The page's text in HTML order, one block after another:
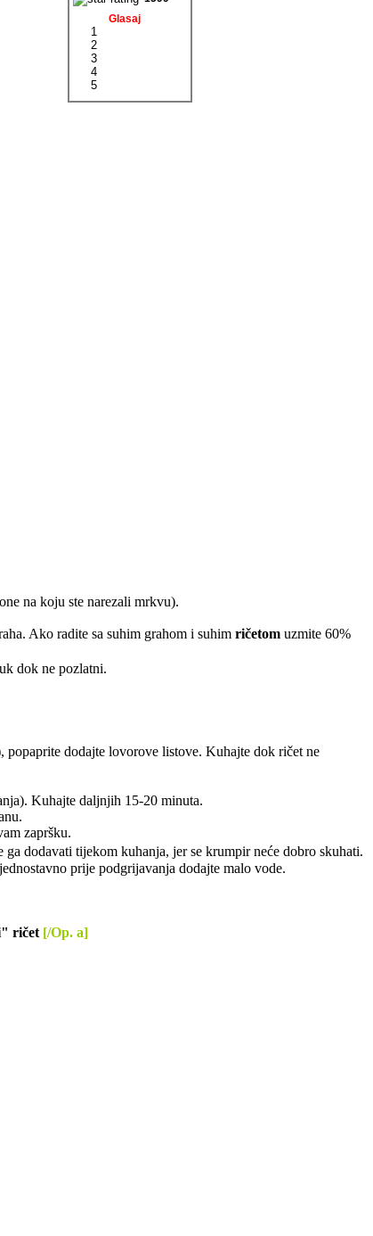
Glasaj
1
2
3
4
5
na koju ste narezali mrkvu).
Ako radite sa suhim grahom i suhim ričetom uzmite 60%
dok ne pozlatni.
popaprite dodajte lovorove listove. Kuhajte dok ričet ne
Kuhajte daljnjih 15-20 minuta.
zapršku.
dodavati tijekom kuhanja, jer se krumpir neće dobro skuhati.
prije podgrijavanja dodajte malo vode.
ričet [/Op. a]